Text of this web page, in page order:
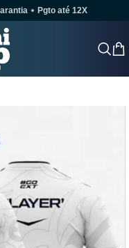
⋆ Pgto até 12X